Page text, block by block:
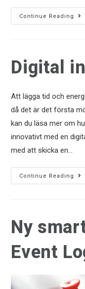
Continue Reading
Digital
Att lägga tid och
då det är det första
kan du läsa mer om
innovativt med en
med att skicka en…
Continue Reading
Ny
Event